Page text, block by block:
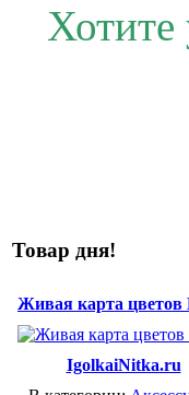
Хотите
Товар дня!
Живая карта цветов
IgolkaiNitka.ru